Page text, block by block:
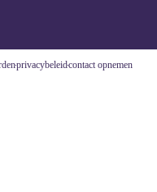
privacybeleidcontact opnemen